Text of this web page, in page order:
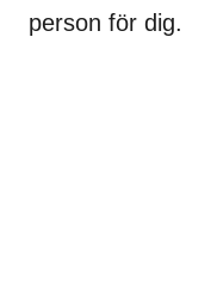
person för dig.